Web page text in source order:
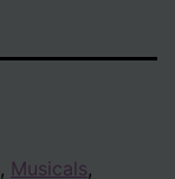
, Musicals,